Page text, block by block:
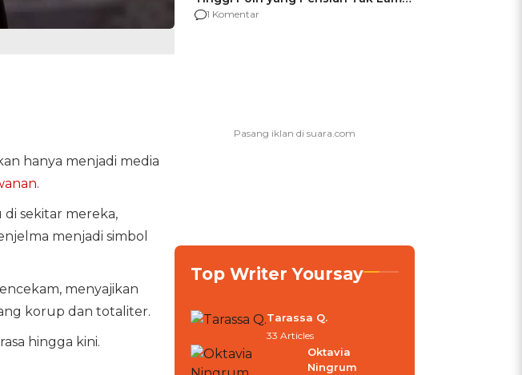
hanya menjadi media
.
di sekitar mereka,
menjadi simbol
menyajikan
korup dan totaliter.
hingga kini.
Usai Jadi Brigjen
1 Komentar
Top Writer Yoursay
Tarassa Q.
33 Articles
Oktavia
Ningrum